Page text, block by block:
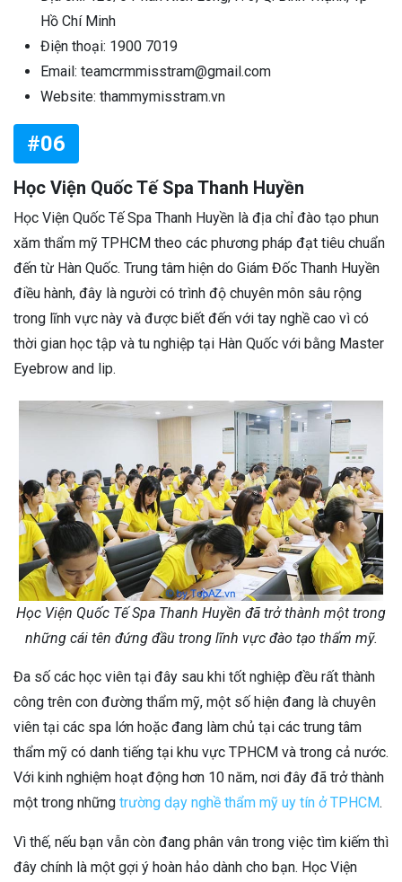
Hồ Chí Minh
Điện thoại: 1900 7019
Email: teamcrmmisstram@gmail.com
Website: thammymisstram.vn
#06
Học Viện Quốc Tế Spa Thanh Huyền
Học Viện Quốc Tế Spa Thanh Huyền là địa chỉ đào tạo phun
xăm thẩm mỹ TPHCM theo các phương pháp đạt tiêu chuẩn
đến từ Hàn Quốc. Trung tâm hiện do Giám Đốc Thanh Huyền
điều hành, đây là người có trình độ chuyên môn sâu rộng
trong lĩnh vực này và được biết đến với tay nghề cao vì có
thời gian học tập và tu nghiệp tại Hàn Quốc với bằng Master
Eyebrow and lip.
Học Viện Quốc Tế Spa Thanh Huyền đã trở thành một trong
những cái tên đứng đầu trong lĩnh vực đào tạo thẩm mỹ.
Đa số các học viên tại đây sau khi tốt nghiệp đều rất thành
công trên con đường thẩm mỹ, một số hiện đang là chuyên
viên tại các spa lớn hoặc đang làm chủ tại các trung tâm
thẩm mỹ có danh tiếng tại khu vực TPHCM và trong cả nước.
Với kinh nghiệm hoạt động hơn 10 năm, nơi đây đã trở thành
một trong những trường dạy nghề thẩm mỹ uy tín ở TPHCM.
Vì thế, nếu bạn vẫn còn đang phân vân trong việc tìm kiếm thì
đây chính là một gợi ý hoàn hảo dành cho bạn. Học Viện